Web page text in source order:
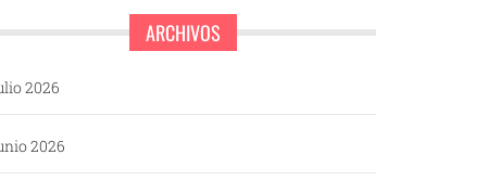
ARCHIVOS
2026
2026